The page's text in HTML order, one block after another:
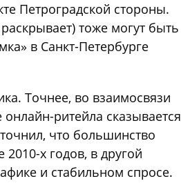
Петроградской стороны.
тоже могут быть
в Санкт-Петербурге
Точнее, во взаимосвязи
ритейла сказывается
что большинство
х годов, в другой
и стабильном спросе.